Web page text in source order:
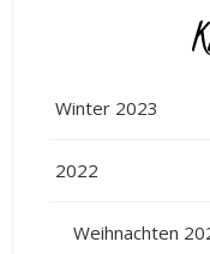
Winter 2023
2022
Weihnachten